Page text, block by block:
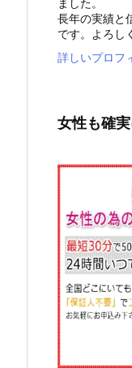
ました。
長年の実績と
です。よろし
詳しいプロフ
女性も確